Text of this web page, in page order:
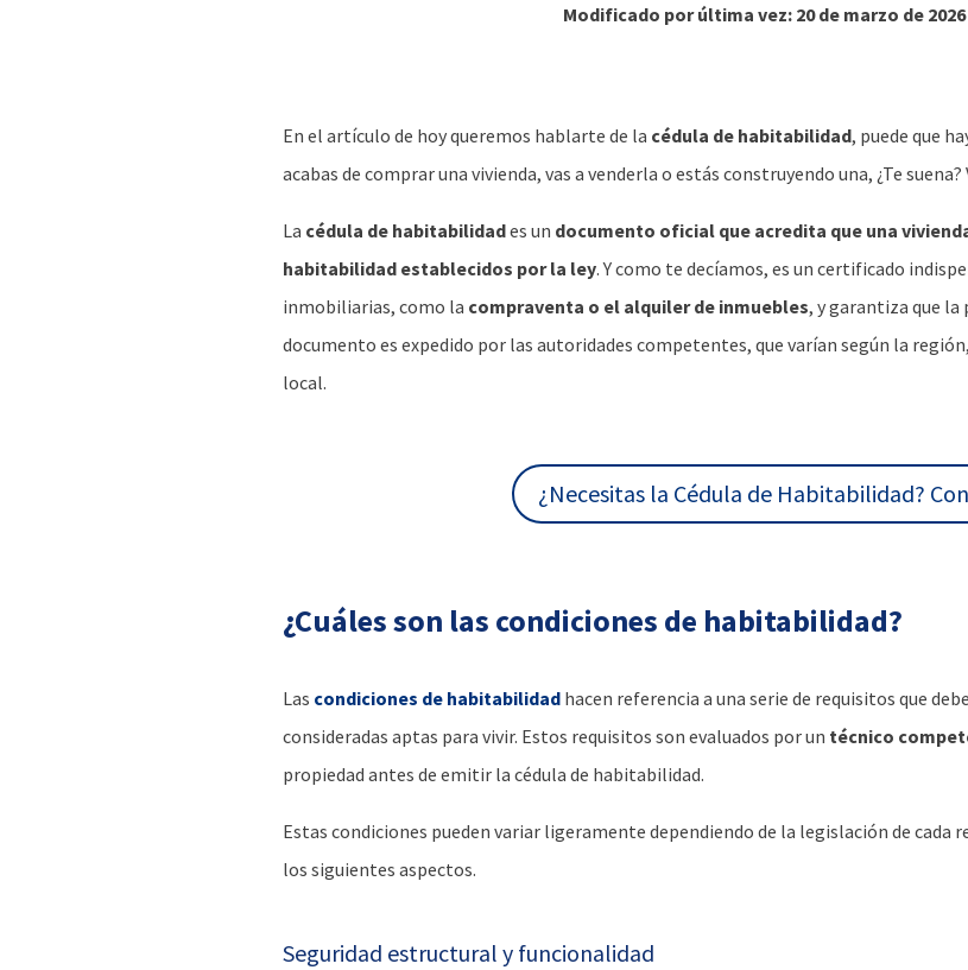
Modificado por última vez: 20 de marzo de 2026
En el artículo de hoy queremos hablarte de la cédula de habitabilidad, puede que
acabas de comprar una vivienda, vas a venderla o estás construyendo una, ¿Te
La cédula de habitabilidades un documento oficial que acredita que una
habitabilidad establecidos por la ley. Y como te decíamos, es un certificado
inmobiliarias, como la compraventa o el alquiler de inmuebles, y garantiza que la
documento es expedido por las autoridades competentes, que varían según la
local.
¿Necesitas la Cédula de Habitabilidad?
¿Cuáles son las condiciones de habitabilidad?
Las condiciones de habitabilidadhacen referencia a una serie de requisitos que
consideradas aptas para vivir. Estos requisitos son evaluados por un técnico
propiedad antes de emitir la cédula de habitabilidad.
Estas condiciones pueden variar ligeramente dependiendo de la legislación de
los siguientes aspectos.
Seguridad estructural y funcionalidad